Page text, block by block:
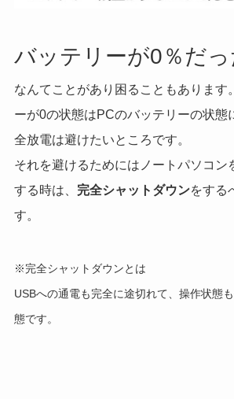
バッテリーが0％だっ
なんてことがあり困ることもあります
ーが0の状態はPCのバッテリーの状態
全放電は避けたいところです。
それを避けるためにはノートパソコン
する時は、 完全シャットダウンをする
す。
※完全シャットダウンとは
USBへの通電も完全に途切れて、操作状態
態です。